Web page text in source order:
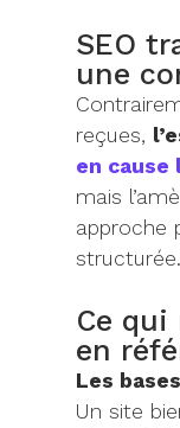
SEO
une
reçues,
en
mais
approche
structurée.
Ce
en
Les
Un site